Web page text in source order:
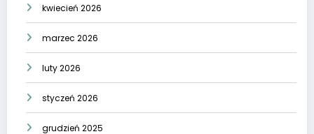
kwiecień 2026
marzec 2026
luty 2026
styczeń 2026
grudzień 2025